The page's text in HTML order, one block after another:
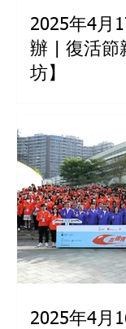
2025年4月
辦 | 復活節
坊】
2025年4月